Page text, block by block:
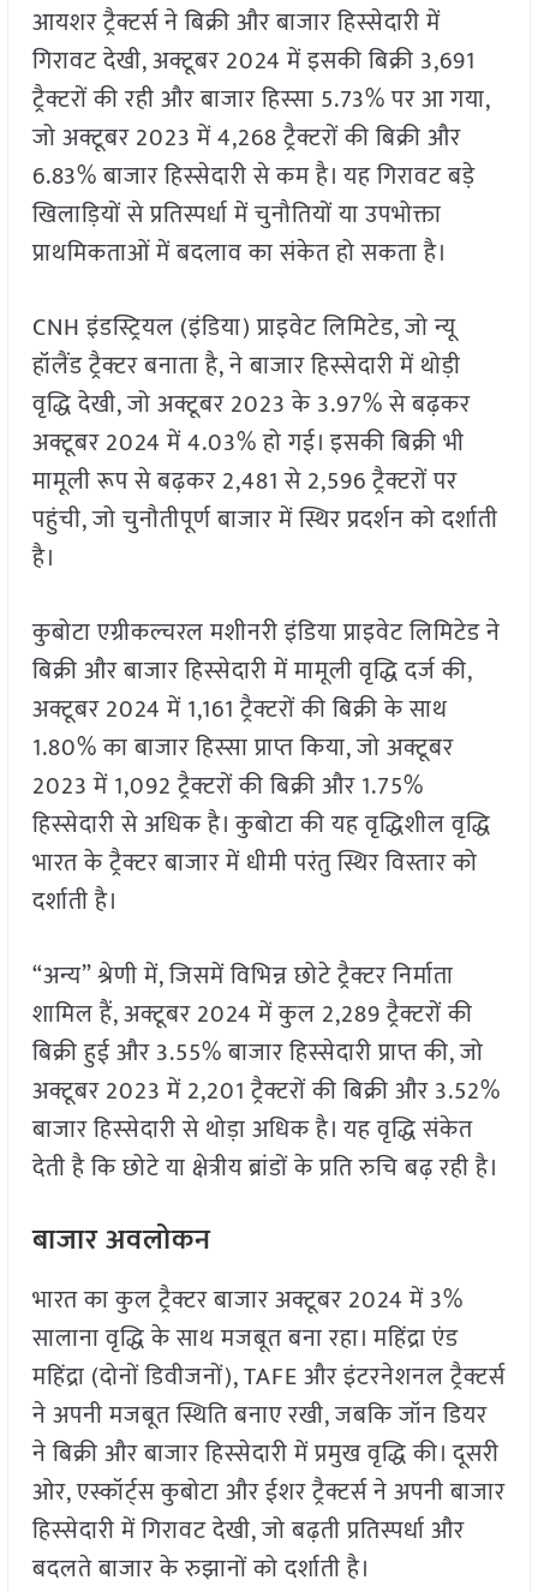
आयशर ट्रैक्टर्स ने बिक्री और बाजार हिस्सेदारी में
गिरावट देखी, अक्टूबर 2024 में इसकी बिक्री 3,691
ट्रैक्टरों की रही और बाजार हिस्सा 5.73% पर आ गया,
जो अक्टूबर 2023 में 4,268 ट्रैक्टरों की बिक्री और
6.83% बाजार हिस्सेदारी से कम है। यह गिरावट बड़े
खिलाड़ियों से प्रतिस्पर्धा में चुनौतियों या उपभोक्ता
प्राथमिकताओं में बदलाव का संकेत हो सकता है।
CNH इंडस्ट्रियल (इंडिया) प्राइवेट लिमिटेड, जो न्यू
हॉलैंड ट्रैक्टर बनाता है, ने बाजार हिस्सेदारी में थोड़ी
वृद्धि देखी, जो अक्टूबर 2023 के 3.97% से बढ़कर
अक्टूबर 2024 में 4.03% हो गई। इसकी बिक्री भी
मामूली रूप से बढ़कर 2,481 से 2,596 ट्रैक्टरों पर
पहुंची, जो चुनौतीपूर्ण बाजार में स्थिर प्रदर्शन को दर्शाती
है।
कुबोटा एग्रीकल्चरल मशीनरी इंडिया प्राइवेट लिमिटेड ने
बिक्री और बाजार हिस्सेदारी में मामूली वृद्धि दर्ज की,
अक्टूबर 2024 में 1,161 ट्रैक्टरों की बिक्री के साथ
1.80% का बाजार हिस्सा प्राप्त किया, जो अक्टूबर
2023 में 1,092 ट्रैक्टरों की बिक्री और 1.75%
हिस्सेदारी से अधिक है। कुबोटा की यह वृद्धिशील वृद्धि
भारत के ट्रैक्टर बाजार में धीमी परंतु स्थिर विस्तार को
दर्शाती है।
“अन्य” श्रेणी में, जिसमें विभिन्न छोटे ट्रैक्टर निर्माता
शामिल हैं, अक्टूबर 2024 में कुल 2,289 ट्रैक्टरों की
बिक्री हुई और 3.55% बाजार हिस्सेदारी प्राप्त की, जो
अक्टूबर 2023 में 2,201 ट्रैक्टरों की बिक्री और 3.52%
बाजार हिस्सेदारी से थोड़ा अधिक है। यह वृद्धि संकेत
देती है कि छोटे या क्षेत्रीय ब्रांडों के प्रति रुचि बढ़ रही है।
बाजार अवलोकन
भारत का कुल ट्रैक्टर बाजार अक्टूबर 2024 में 3%
सालाना वृद्धि के साथ मजबूत बना रहा। महिंद्रा एंड
महिंद्रा (दोनों डिवीजनों), TAFE और इंटरनेशनल ट्रैक्टर्स
ने अपनी मजबूत स्थिति बनाए रखी, जबकि जॉन डियर
ने बिक्री और बाजार हिस्सेदारी में प्रमुख वृद्धि की। दूसरी
ओर, एस्कॉर्ट्स कुबोटा और ईशर ट्रैक्टर्स ने अपनी बाजार
हिस्सेदारी में गिरावट देखी, जो बढ़ती प्रतिस्पर्धा और
बदलते बाजार के रुझानों को दर्शाती है।